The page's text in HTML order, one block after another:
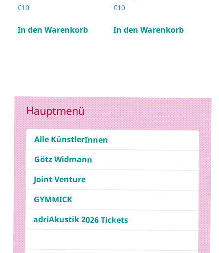
Hauptmenü
Alle KünstlerInnen
Götz Widmann
Joint Venture
GYMMICK
adriAkustik 2026 Tickets
€10
In den Warenkorb
€10
In den Warenkorb